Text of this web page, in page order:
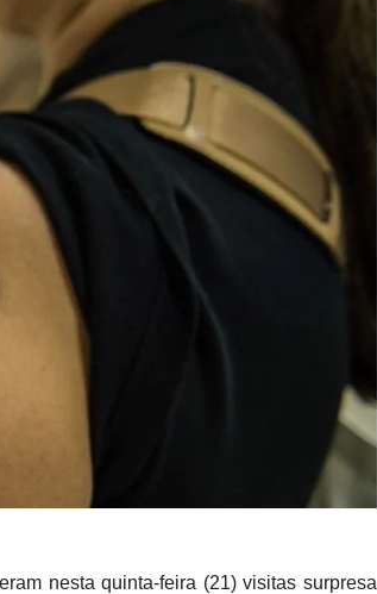
nesta quinta-feira (21) visitas surpresa